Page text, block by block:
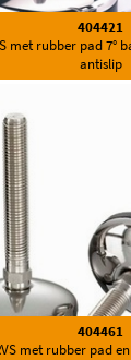
404421
met rubber pad 7°
antislip
404461
met rubber pad